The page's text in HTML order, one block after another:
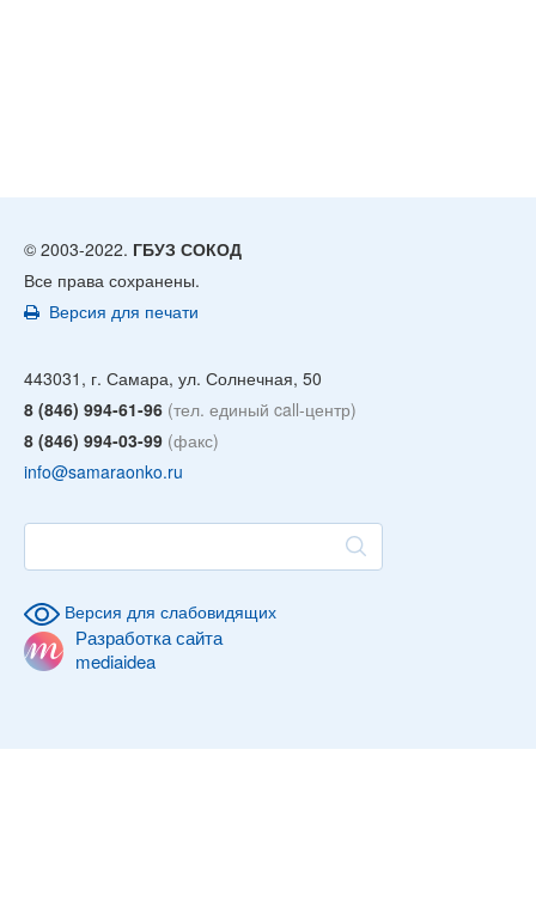
© 2003-2022. ГБУЗ СОКОД
Все права сохранены.
Версия для печати
443031, г. Самара, ул. Солнечная, 50
8 (846) 994-61-96 (тел. единый call-центр)
8 (846) 994-03-99 (факс)
info@samaraonko.ru
Версия для слабовидящих
Разработка сайта
mediaidea